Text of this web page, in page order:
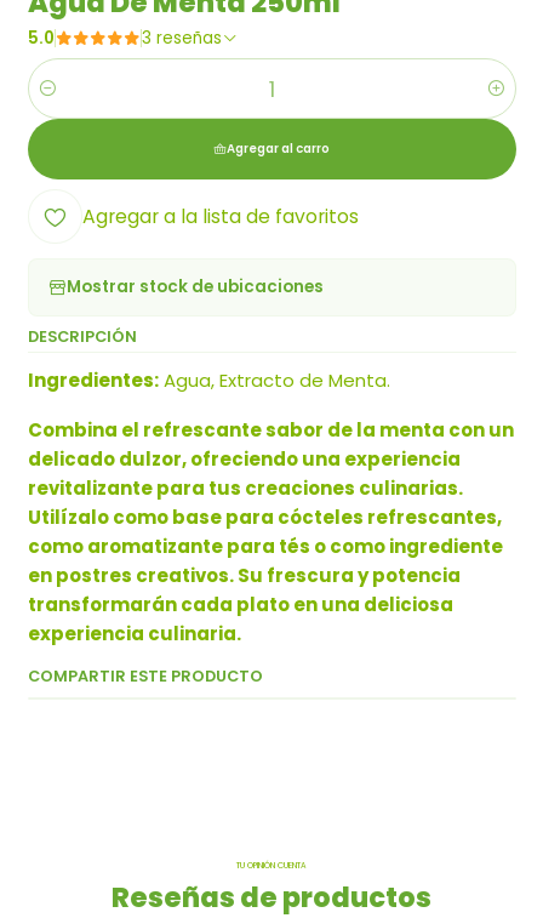
5.0 3 reseñas
Cantidad
Agregar al carro
Agregar a la lista de favoritos
Mostrar stock de ubicaciones
DESCRIPCIÓN
Ingredientes:Agua, Extracto de Menta.
Combina el refrescante sabor de la menta con un
delicado dulzor, ofreciendo una experiencia
revitalizante para tus creaciones culinarias.
Utilízalo como base para cócteles refrescantes,
como aromatizante para tés o como ingrediente
en postres creativos. Su frescura y potencia
transformarán cada plato en una deliciosa
experiencia culinaria.
COMPARTIR ESTE PRODUCTO
TU OPINIÓN CUENTA
Reseñas de productos